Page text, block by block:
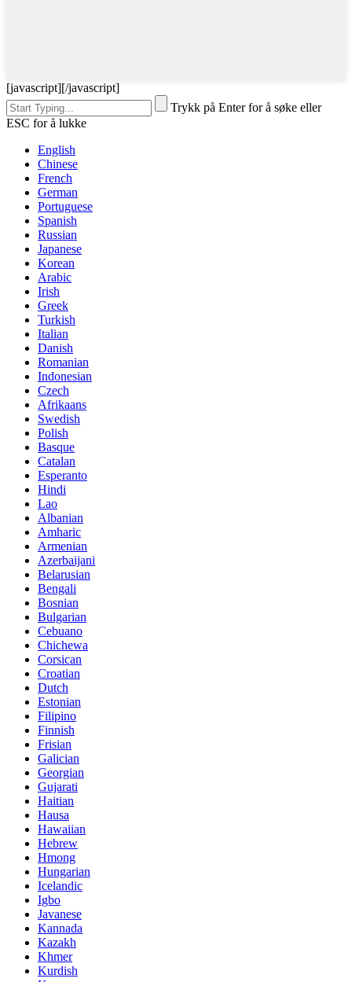
[javascript][/javascript]
Trykk på Enter for å søke eller
ESC for å lukke
English
Chinese
French
German
Portuguese
Spanish
Russian
Japanese
Korean
Arabic
Irish
Greek
Turkish
Italian
Danish
Romanian
Indonesian
Czech
Afrikaans
Swedish
Polish
Basque
Catalan
Esperanto
Hindi
Lao
Albanian
Amharic
Armenian
Azerbaijani
Belarusian
Bengali
Bosnian
Bulgarian
Cebuano
Chichewa
Corsican
Croatian
Dutch
Estonian
Filipino
Finnish
Frisian
Galician
Georgian
Gujarati
Haitian
Hausa
Hawaiian
Hebrew
Hmong
Hungarian
Icelandic
Igbo
Javanese
Kannada
Kazakh
Khmer
Kurdish